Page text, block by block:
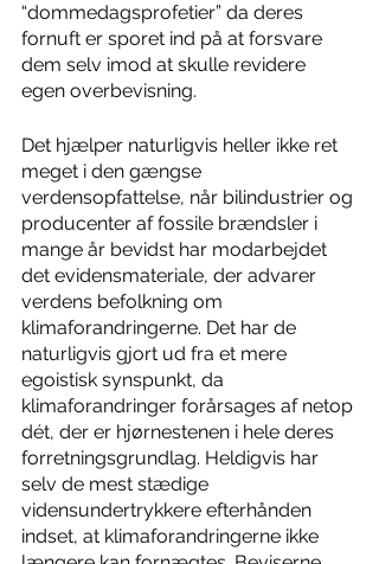
“dommedagsprofetier” da deres
fornuft er sporet ind på at forsvare
dem selv imod at skulle revidere
egen overbevisning.
Det hjælper naturligvis heller ikke ret
meget i den gængse
verdensopfattelse, når bilindustrier og
producenter af fossile brændsler i
mange år bevidst har modarbejdet
det evidensmateriale, der advarer
verdens befolkning om
klimaforandringerne. Det har de
naturligvis gjort ud fra et mere
egoistisk synspunkt, da
klimaforandringer forårsages af netop
dét, der er hjørnestenen i hele deres
forretningsgrundlag. Heldigvis har
selv de mest stædige
vidensundertrykkere efterhånden
indset, at klimaforandringerne ikke